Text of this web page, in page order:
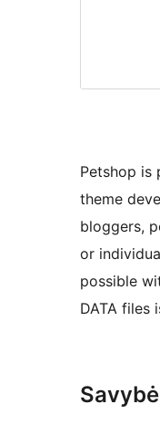
Petshop is
theme
bloggers,
or
possible
DATA files